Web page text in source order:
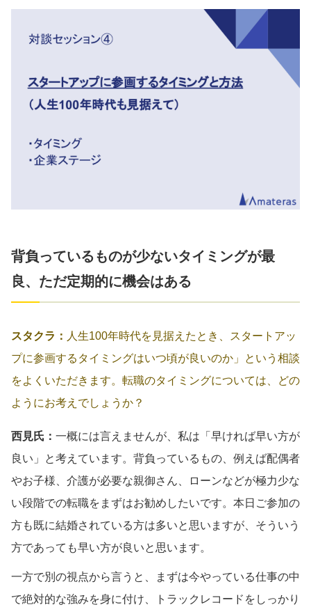
背負っているものが少ないタイミングが最
良、ただ定期的に機会はある
スタクラ： 人生100年時代を見据えたとき、スタートアッ
プに参画するタイミングはいつ頃が良いのか」という相談
をよくいただきます。転職のタイミングについては、どの
ようにお考えでしょうか？
西見氏： 一概には言えませんが、私は「早ければ早い方が
良い」と考えています。背負っているもの、例えば配偶者
やお子様、介護が必要な親御さん、ローンなどが極力少な
い段階での転職をまずはお勧めしたいです。本日ご参加の
方も既に結婚されている方は多いと思いますが、そういう
方であっても早い方が良いと思います。
一方で別の視点から言うと、まずは今やっている仕事の中
で絶対的な強みを身に付け、トラックレコードをしっかり